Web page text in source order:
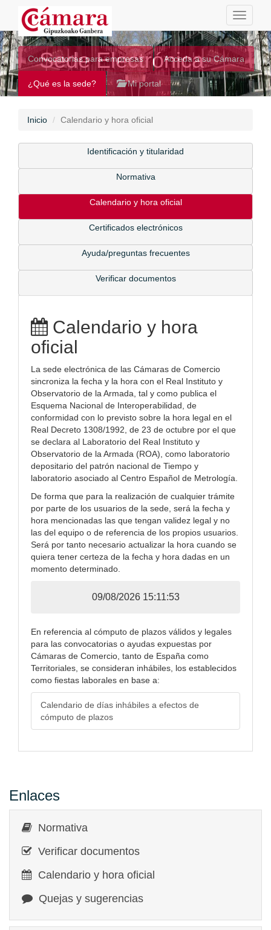
Toggle
Sede Electrónica
Convocatorias para empresas Acceda a su Cámara
¿Qué es la sede? Mi portal
Inicio Calendario y hora oficial
Identificación y titularidad
Normativa
Calendario y hora oficial
Certificados electrónicos
Ayuda/preguntas frecuentes
Verificar documentos
Calendario y hora
oficial
La sede electrónica de las Cámaras de Comercio
sincroniza la fecha y la hora con el Real Instituto y
Observatorio de la Armada, tal y como publica el
Esquema Nacional de Interoperabilidad, de
conformidad con lo previsto sobre la hora legal en el
Real Decreto 1308/1992, de 23 de octubre por el que
se declara al Laboratorio del Real Instituto y
Observatorio de la Armada (ROA), como laboratorio
depositario del patrón nacional de Tiempo y
laboratorio asociado al Centro Español de Metrología.
De forma que para la realización de cualquier trámite
por parte de los usuarios de la sede, será la fecha y
hora mencionadas las que tengan validez legal y no
las del equipo o de referencia de los propios usuarios.
Será por tanto necesario actualizar la hora cuando se
quiera tener certeza de la fecha y hora dadas en un
momento determinado.
09/08/2026 15:11:53
En referencia al cómputo de plazos válidos y legales
para las convocatorias o ayudas expuestas por
Cámaras de Comercio, tanto de España como
Territoriales, se consideran inhábiles, los establecidos
como fiestas laborales en base a:
Calendario de días inhábiles a efectos de
cómputo de plazos
Enlaces
Normativa
Verificar documentos
Calendario y hora oficial
Quejas y sugerencias